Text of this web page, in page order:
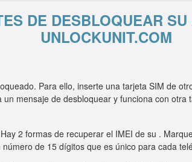
DE DESBLOQUEAR
UNLOCKUNIT.COM
Para ello, inserte una tarjeta SIM de
mensaje de desbloquear y funciona con
2 formas de recuperar el IMEI de su .
de 15 dígitos que es único para cada